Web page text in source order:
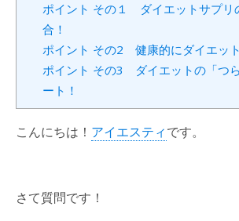
ポイント その１ ダイエットサプリ
合！
ポイント その2 健康的にダイエッ
ポイント その3 ダイエットの「つ
ート！
こんにちは！ アイエスティです。
さて質問です！